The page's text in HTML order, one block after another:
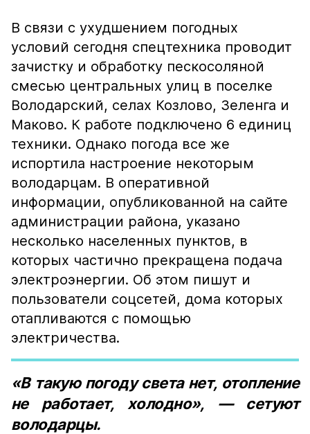
В связи с ухудшением погодных
условий сегодня спецтехника проводит
зачистку и обработку пескосоляной
смесью центральных улиц в поселке
Володарский, селах Козлово, Зеленга и
Маково. К работе подключено 6 единиц
техники. Однако погода все же
испортила настроение некоторым
володарцам. В оперативной
информации, опубликованной на сайте
администрации района, указано
несколько населенных пунктов, в
которых частично прекращена подача
электроэнергии. Об этом пишут и
пользователи соцсетей, дома которых
отапливаются с помощью
электричества.
«В такую погоду света нет, отопление
не работает, холодно», — сетуют
володарцы.